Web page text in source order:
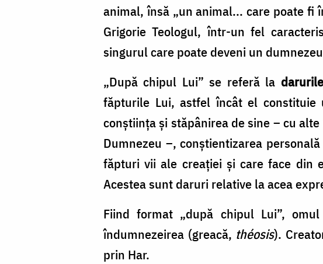
animal, însă „un animal... care poate fi
Grigorie Teologul, într-un fel
singurul care poate deveni un
„După chipul Lui” se referă la
făpturile Lui, astfel încât el
conştiinţa şi stăpânirea de sine – cu
Dumnezeu –, conştientizarea
făpturi vii ale creaţiei şi care face din
Acestea sunt daruri relative la acea
Fiind format „după chipul Lui”,
îndumnezeirea (greacă, théosis).
prin Har.